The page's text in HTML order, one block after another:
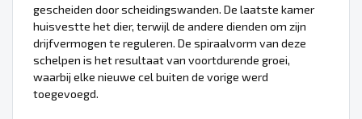
gescheiden door scheidingswanden. De laatste kamer
huisvestte het dier, terwijl de andere dienden om zijn
drijfvermogen te reguleren. De spiraalvorm van deze
schelpen is het resultaat van voortdurende groei,
waarbij elke nieuwe cel buiten de vorige werd
toegevoegd.